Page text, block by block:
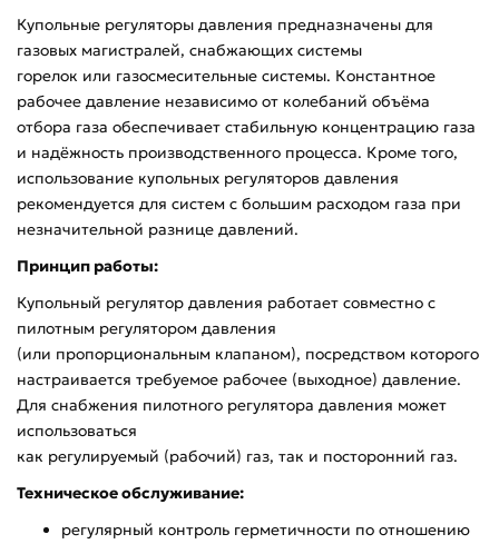
Купольные регуляторы давления предназначены для
газовых магистралей, снабжающих системы
горелок или газосмесительные системы. Константное
рабочее давление независимо от колебаний объёма
отбора газа обеспечивает стабильную концентрацию газа
и надёжность производственного процесса. Кроме того,
использование купольных регуляторов давления
рекомендуется для систем с большим расходом газа при
незначительной разнице давлений.
Принцип работы:
Купольный регулятор давления работает совместно с
пилотным регулятором давления
(или пропорциональным клапаном), посредством которого
настраивается требуемое рабочее (выходное) давление.
Для снабжения пилотного регулятора давления может
использоваться
как регулируемый (рабочий) газ, так и посторонний газ.
Техническое обслуживание:
регулярный контроль герметичности по отношению